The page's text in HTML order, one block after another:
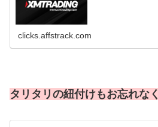
clicks.affstrack.com
タリタリの紐付けもお忘れなく